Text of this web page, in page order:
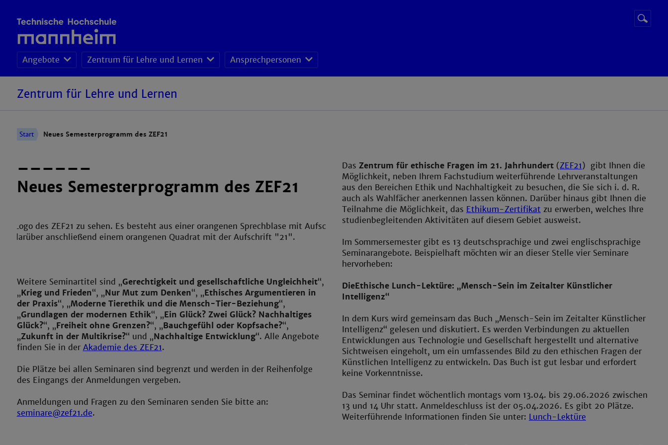
Suche
starten
Angebote Zentrum für Lehre und Lernen Ansprechpersonen
Zentrum für Lehre und Lernen
Start Neues Semesterprogramm des ZEF21
––––––
Neues Semesterprogramm des ZEF21
Weitere Seminartitel sind „Gerechtigkeit und gesellschaftliche Ungleichheit“,
„Krieg und Frieden“, „Nur Mut zum Denken“, „Ethisches Argumentieren in
der Praxis“, „Moderne Tierethik und die Mensch-Tier-Beziehung“,
„Grundlagen der modernen Ethik“, „Ein Glück? Zwei Glück? Nachhaltiges
Glück?“, „Freiheit ohne Grenzen?“, „Bauchgefühl oder Kopfsache?“,
„Zukunft in der Multikrise?“ und „Nachhaltige Entwicklung“. Alle Angebote
finden Sie in der Akademie des ZEF21.
Die Plätze bei allen Seminaren sind begrenzt und werden in der Reihenfolge
des Eingangs der Anmeldungen vergeben.
Anmeldungen und Fragen zu den Seminaren senden Sie bitte an:
seminare@zef21.de.
Das Zentrum für ethische Fragen im 21. Jahrhundert(ZEF21) gibt Ihnen die
Möglichkeit, neben Ihrem Fachstudium weiterführende Lehrveranstaltungen
aus den Bereichen Ethik und Nachhaltigkeit zu besuchen, die Sie sich i. d. R.
auch als Wahlfächer anerkennen lassen können. Darüber hinaus gibt Ihnen die
Teilnahme die Möglichkeit, das Ethikum-Zertifikat zu erwerben, welches Ihre
studienbegleitenden Aktivitäten auf diesem Gebiet ausweist.
Im Sommersemester gibt es 13 deutschsprachige und zwei englischsprachige
Seminarangebote. Beispielhaft möchten wir an dieser Stelle vier Seminare
hervorheben:
DieEthische Lunch-Lektüre: „Mensch-Sein im Zeitalter Künstlicher
Intelligenz“
In dem Kurs wird gemeinsam das Buch „Mensch-Sein im Zeitalter Künstlicher
Intelligenz“ gelesen und diskutiert. Es werden Verbindungen zu aktuellen
Entwicklungen aus Technologie und Gesellschaft hergestellt und alternative
Sichtweisen eingeholt, um ein umfassendes Bild zu den ethischen Fragen der
Künstlichen Intelligenz zu entwickeln. Das Buch ist gut lesbar und erfordert
keine Vorkenntnisse.
Das Seminar findet wöchentlich montags vom 13.04. bis 29.06.2026 zwischen
13 und 14 Uhr statt. Anmeldeschluss ist der 05.04.2026. Es gibt 20 Plätze.
Weiterführende Informationen finden Sie unter: Lunch-Lektüre